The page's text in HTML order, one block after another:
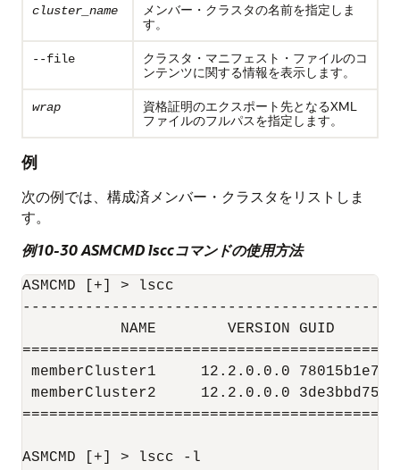
cluster_name
メンバー・クラスタの名前を指定しま
す。
--file
クラスタ・マニフェスト・ファイルのコ
ンテンツに関する情報を表示します。
wrap
資格証明のエクスポート先となるXML
ファイルのフルパスを指定します。
例
次の例では、構成済メンバー・クラスタをリストしま
す。
例10-30 ASMCMD lsccコマンドの使用方法
ASMCMD [+] > lscc
           NAME        VERSION GUID
memberCluster1     12.2.0.0.0
memberCluster2     12.2.0.0.0
ASMCMD [+] > lscc -l